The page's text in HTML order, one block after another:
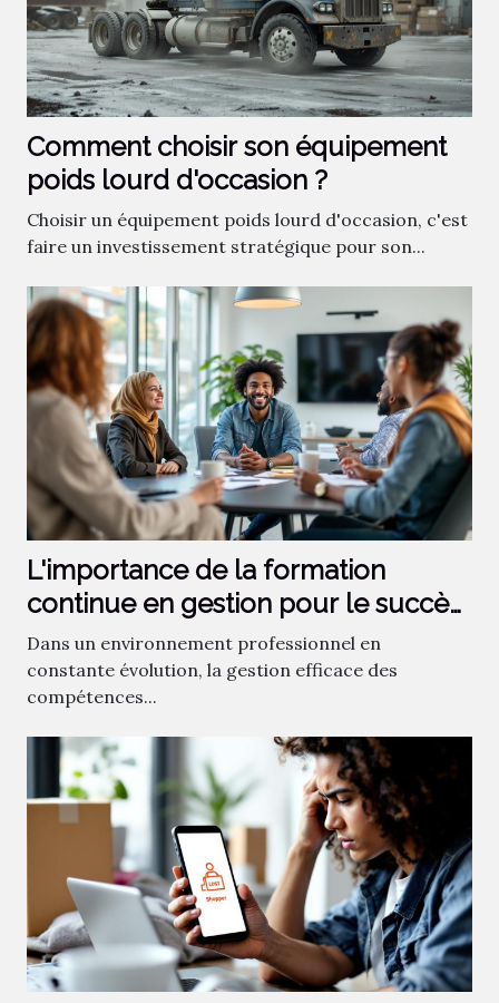
Comment choisir son équipement
poids lourd d'occasion ?
Choisir un équipement poids lourd d'occasion, c'est
faire un investissement stratégique pour son...
L'importance de la formation
continue en gestion pour le succès
organisationnel
Dans un environnement professionnel en
constante évolution, la gestion efficace des
compétences...